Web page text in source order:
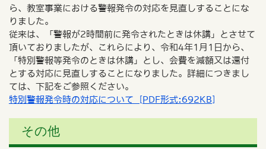
ら、教室事業における警報発令の対応を見直しすることにな
りました。
従来は、「警報が2時間前に発令されたときは休講」とさせて
頂いておりましたが、これらにより、令和4年1月1日から、
「特別警報等発令のときは休講」とし、会費を減額又は還付
とする対応に見直しすることになりました。詳細につきまし
ては、下記をご参照ください。
特別警報発令時の対応について [PDF形式:692KB]
その他